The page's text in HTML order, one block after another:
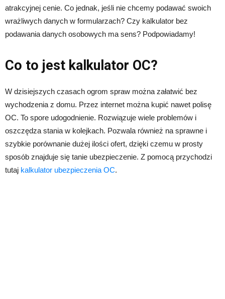
atrakcyjnej cenie. Co jednak, jeśli nie chcemy podawać swoich
wrażliwych danych w formularzach? Czy kalkulator bez
podawania danych osobowych ma sens? Podpowiadamy!
Co to jest kalkulator OC?
W dzisiejszych czasach ogrom spraw można załatwić bez
wychodzenia z domu. Przez internet można kupić nawet polisę
OC. To spore udogodnienie. Rozwiązuje wiele problemów i
oszczędza stania w kolejkach. Pozwala również na sprawne i
szybkie porównanie dużej ilości ofert, dzięki czemu w prosty
sposób znajduje się tanie ubezpieczenie. Z pomocą przychodzi
tutaj kalkulator ubezpieczenia OC.